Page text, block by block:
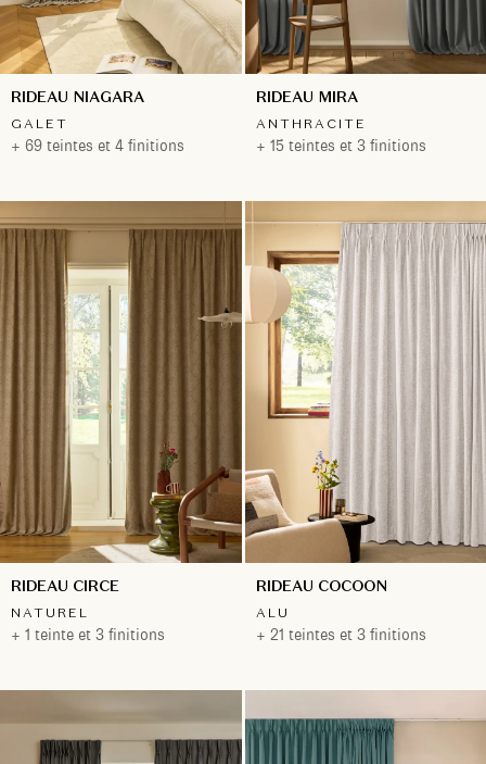
RIDEAU NIAGARA
GALET
+ 69 teintes et 4 finitions
RIDEAU MIRA
ANTHRACITE
+ 15 teintes et 3 finitions
RIDEAU CIRCE
NATUREL
+ 1 teinte et 3 finitions
RIDEAU COCOON
ALU
+ 21 teintes et 3 finitions